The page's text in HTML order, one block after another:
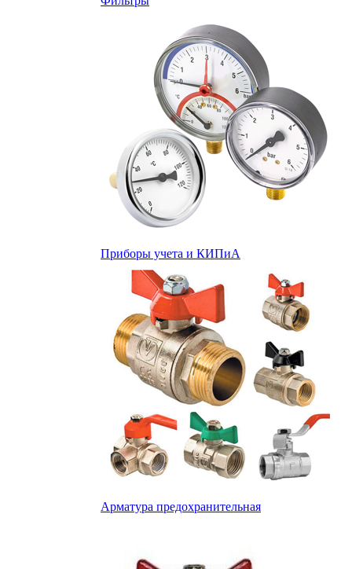
Приборы учета и КИПиА
Арматура предохранительная